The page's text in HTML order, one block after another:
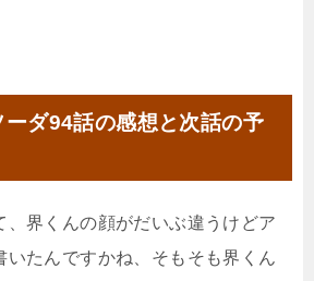
ダ94話の感想と次話の予
、界くんの顔がだいぶ違うけどア
いたんですかね、そもそも界くん